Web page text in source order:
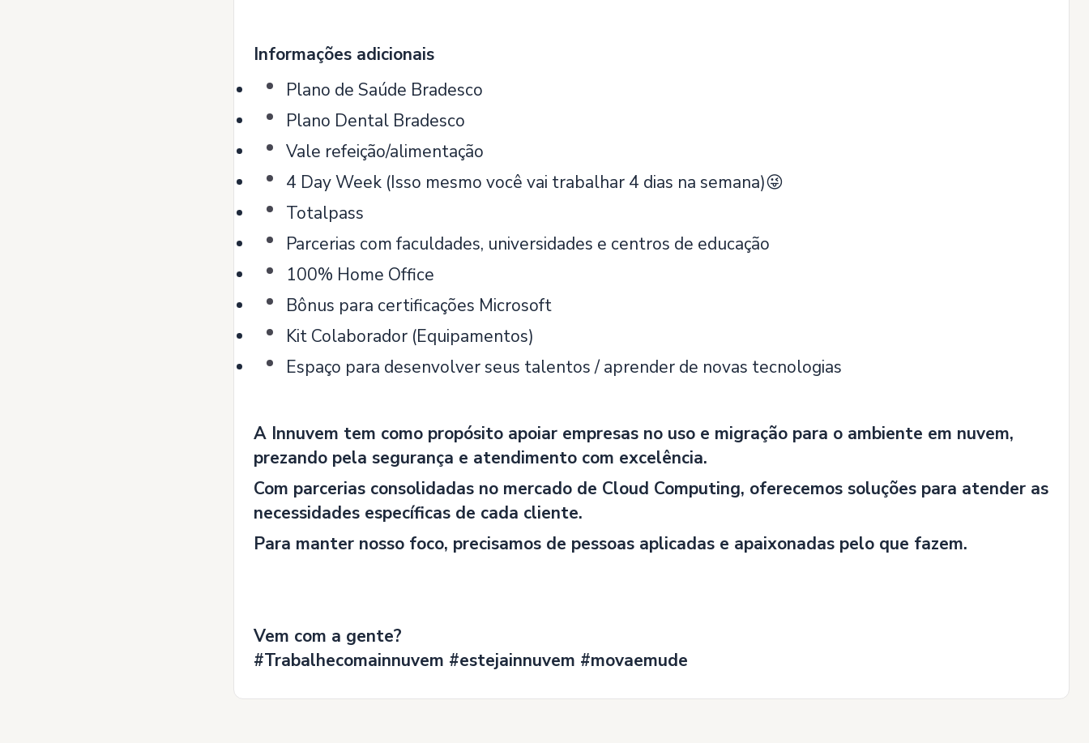
Informações adicionais
Plano de Saúde Bradesco
Plano Dental Bradesco
Vale refeição/alimentação
4 Day Week (Isso mesmo você vai trabalhar 4 dias na semana)😜
Totalpass
Parcerias com faculdades, universidades e centros de educação
100% Home Office
Bônus para certificações Microsoft
Kit Colaborador (Equipamentos)
Espaço para desenvolver seus talentos / aprender de novas tecnologias
A Innuvem tem como propósito apoiar empresas no uso e migração para o ambiente em nuvem,
prezando pela segurança e atendimento com excelência.
Com parcerias consolidadas no mercado de Cloud Computing, oferecemos soluções para atender as
necessidades específicas de cada cliente.
Para manter nosso foco, precisamos de pessoas aplicadas e apaixonadas pelo que fazem.
Vem com a gente?
#Trabalhecomainnuvem #estejainnuvem #movaemude